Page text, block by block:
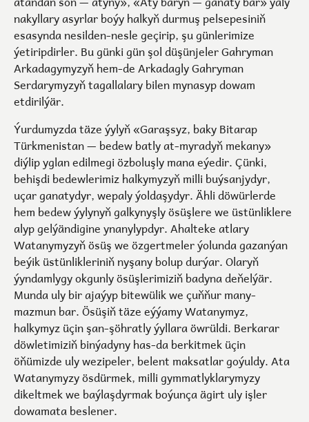
nakyllary asyrlar boýy halkyň durmuş pelsepesiniň
esasynda nesilden-nesle geçirip, şu günlerimize
ýetiripdirler. Bu günki gün şol düşünjeler Gahryman
Arkadagymyzyň hem-de Arkadagly Gahryman
Serdarymyzyň tagallalary bilen mynasyp dowam
etdirilýär.
Ýurdumyzda täze ýylyň «Garaşsyz, baky Bitarap
Türkmenistan — bedew batly at-myradyň mekany»
diýlip yglan edilmegi özboluşly mana eýedir. Çünki,
behişdi bedewlerimiz halkymyzyň milli buýsanjydyr,
uçar ganatydyr, wepaly ýoldaşydyr. Ähli döwürlerde
hem bedew ýylynyň galkynyşly ösüşlere we üstünliklere
alyp gelýändigine ynanylypdyr. Ahalteke atlary
Watanymyzyň ösüş we özgertmeler ýolunda gazanýan
beýik üstünlikleriniň nyşany bolup durýar. Olaryň
ýyndamlygy okgunly ösüşlerimiziň badyna deňelýär.
Munda uly bir ajaýyp bitewülik we çuňňur many-
mazmun bar. Ösüşiň täze eýýamy Watanymyz,
halkymyz üçin şan-şöhratly ýyllara öwrüldi. Berkarar
döwletimiziň binýadyny has-da berkitmek üçin
öňümizde uly wezipeler, belent maksatlar goýuldy. Ata
Watanymyzy ösdürmek, milli gymmatlyklarymyzy
dikeltmek we baýlaşdyrmak boýunça ägirt uly işler
dowamata beslener.